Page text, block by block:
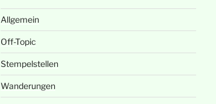
Allgemein
Off-Topic
Stempelstellen
Wanderungen